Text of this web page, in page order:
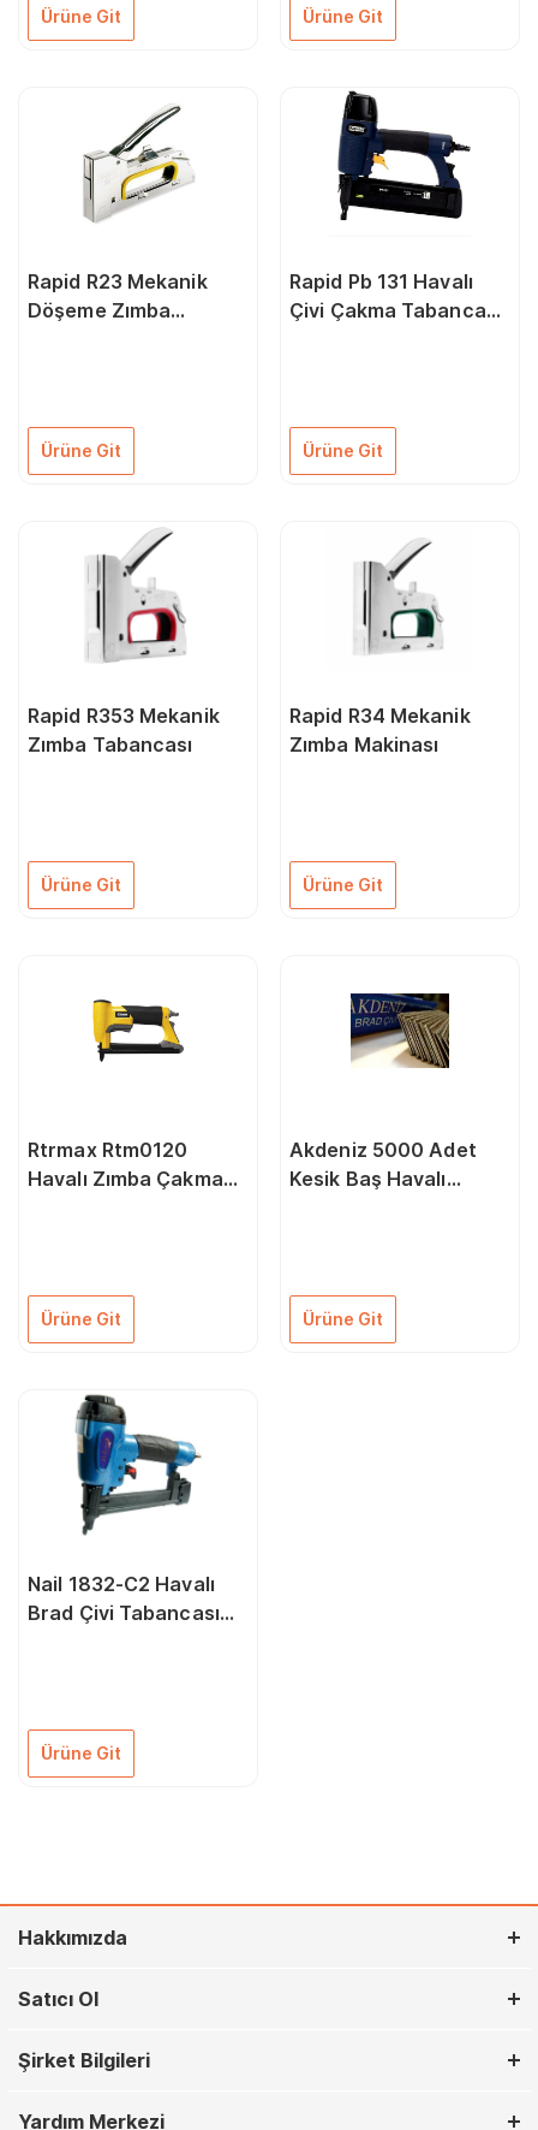
Ürüne Git Ürüne Git
Rapid R23 Mekanik
Döşeme Zımba
Ürüne Git
Rapid Pb 131 Havalı
Çivi Çakma Tabancası
Ürüne Git
Rapid R353 Mekanik
Zımba Tabancası
Ürüne Git
Rapid R34 Mekanik
Zımba Makinası
Ürüne Git
Rtrmax Rtm0120
Havalı Zımba Çakma
Ürüne Git
Akdeniz 5000 Adet
Kesik Baş Havalı
Ürüne Git
Nail 1832-C2 Havalı
Brad Çivi Tabancası
Ürüne Git
Hakkımızda
Satıcı Ol
Şirket Bilgileri
Yardım Merkezi